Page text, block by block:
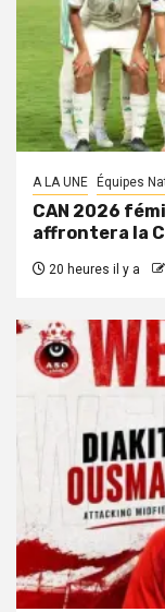
A LA UNE Équipes
CAN 2026
affrontera la
20 heures il y a